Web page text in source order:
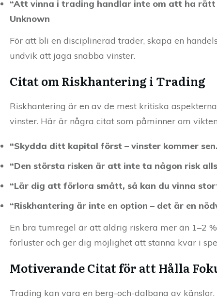
“Att vinna i trading handlar inte om att ha
Unknown
För att bli en disciplinerad trader, skapa en
undvik att jaga snabba vinster.
Citat om Riskhantering i Trading
Riskhantering är en av de mest kritiska
vinster. Här är några citat som påminner om
“Skydda ditt kapital först – vinster kommer
“Den största risken är att inte ta någon risk
“Lär dig att förlora smått, så kan du vinna
“Riskhantering är inte en option – det är en
En bra tumregel är att aldrig riskera mer än 1–2
förluster och ger dig möjlighet att stanna kvar i
Motiverande Citat för att Hålla
Trading kan vara en berg-och-dalbana av